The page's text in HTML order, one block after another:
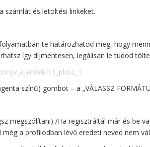
számlát és letöltési linkeket.
te határozhatod meg, hogy
így díjmentesen, legálisan le tudod
13_plusz_1
színű) gombot – a „VÁLASSZ
megszólítani) /Ha regisztráltál már és be
a profilodban lévő eredeti neved nem